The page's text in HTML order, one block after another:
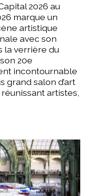
2026 au
marque un
artistique
avec son
la verrière du
20e
incontournable
grand salon d’art
artistes,